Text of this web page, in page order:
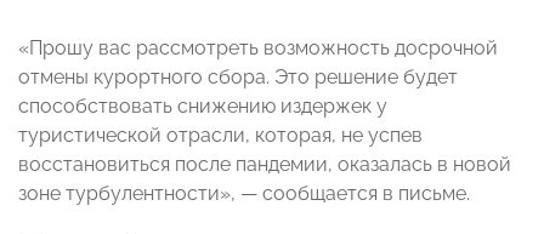
«Прошу вас рассмотреть возможность досрочной
отмены курортного сбора. Это решение будет
способствовать снижению издержек у
туристической отрасли, которая, не успев
восстановиться после пандемии, оказалась в новой
зоне турбулентности», — сообщается в письме.